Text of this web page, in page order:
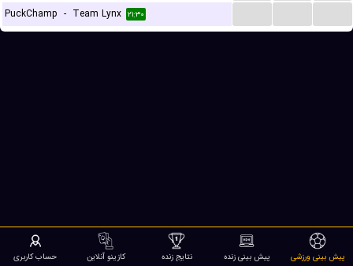
PuckChamp - Team Lynx ۲۱:۳۰
پیش بینی ورزشی پیش بینی زنده نتایج زنده کازینو آنلاین حساب کاربری